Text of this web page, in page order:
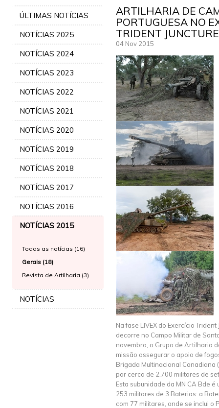
ÚLTIMAS NOTÍCIAS
NOTÍCIAS 2025
NOTÍCIAS 2024
NOTÍCIAS 2023
NOTÍCIAS 2022
NOTÍCIAS 2021
NOTÍCIAS 2020
NOTÍCIAS 2019
NOTÍCIAS 2018
NOTÍCIAS 2017
NOTÍCIAS 2016
NOTÍCIAS 2015
Todas as notícias (16)
Gerais (18)
Revista de Artilharia (3)
NOTÍCIAS
ARTILHARIA DE
PORTUGUESA NO
TRIDENT JUNCTURE
04 Nov 2015
Na fase LIVEX do Exercício Trident
decorre no Campo Militar de
novembro, o Grupo de Artilharia
missão assegurar o apoio de
Brigada Multinacional Canadiana
por cerca de 2.700 militares de
Esta subunidade da MN CA Bde
253 militares de 3 Baterias: a
com 77 militares, onde se inclui o